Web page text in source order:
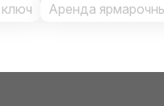
Аренда